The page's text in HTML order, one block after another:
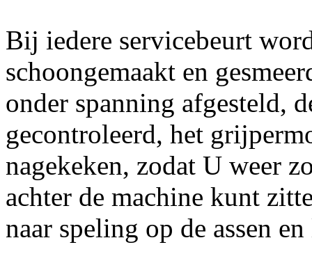
Bij iedere servicebeurt
schoongemaakt en
onder spanning afgesteld,
gecontroleerd, het
nagekeken, zodat U weer
achter de machine kunt
naar speling op de assen